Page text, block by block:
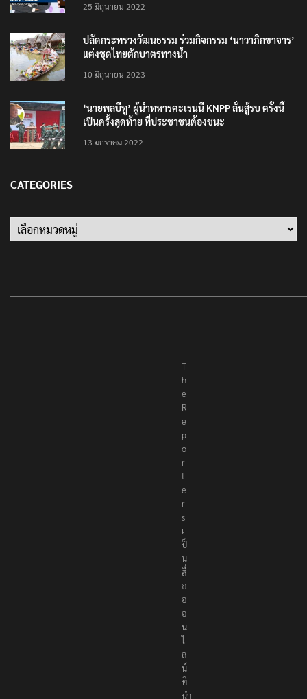
25 มิถุนายน 2022
ปลัดกระทรวงวัฒนธรรม ร่วมกิจกรรม ‘นาวาภิกขาจาร’
แต่งชุดไทยตักบาตรทางน้ำ
10 มิถุนายน 2023
‘นายพลบีทู’ ผู้นำทหารคะเรนนี KNPP ลั่นสู้รบ ครั้งนี้
เป็นครั้งสุดท้าย ที่ประชาชนต้องชนะ
13 มกราคม 2022
CATEGORIES
Categories
T
h
e
R
e
p
o
r
t
e
r
s
เ
ป็
น
สื่
อ
อ
อ
น
ไ
ล
น์
ที่
นำ